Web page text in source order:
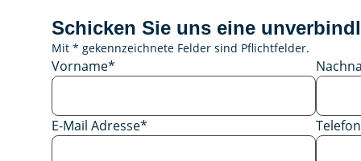
Schicken Sie uns eine
Mit * gekennzeichnete Felder sind Pflichtfelder.
Vorname*
E-Mail Adresse*